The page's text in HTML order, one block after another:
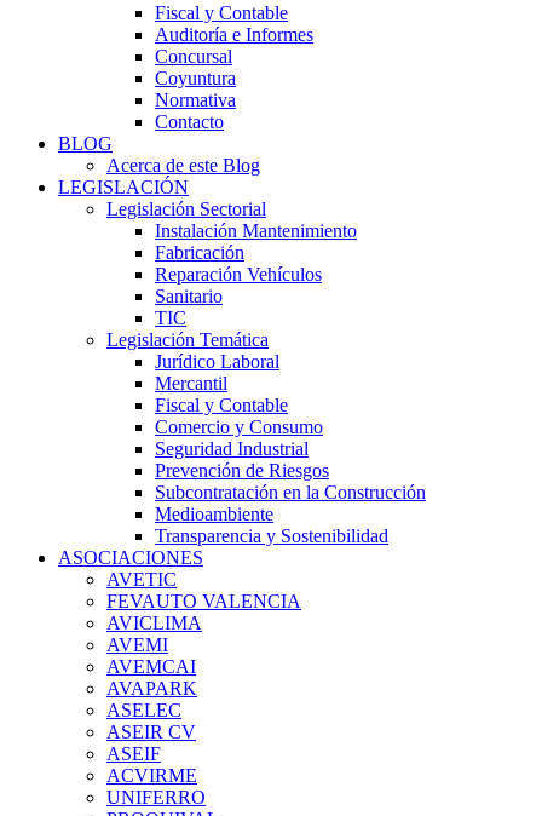
Fiscal y Contable
Auditoría e Informes
Concursal
Coyuntura
Normativa
Contacto
BLOG
Acerca de este Blog
LEGISLACIÓN
Legislación Sectorial
Instalación Mantenimiento
Fabricación
Reparación Vehículos
Sanitario
TIC
Legislación Temática
Jurídico Laboral
Mercantil
Fiscal y Contable
Comercio y Consumo
Seguridad Industrial
Prevención de Riesgos
Subcontratación en la Construcción
Medioambiente
Transparencia y Sostenibilidad
ASOCIACIONES
AVETIC
FEVAUTO VALENCIA
AVICLIMA
AVEMI
AVEMCAI
AVAPARK
ASELEC
ASEIR CV
ASEIF
ACVIRME
UNIFERRO